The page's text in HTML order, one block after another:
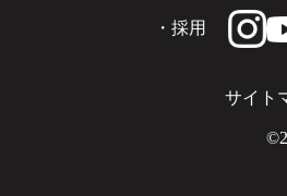
・採用
サイト